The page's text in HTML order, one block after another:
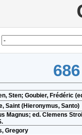
Sten; Goubier, Frédéric
Saint (Hieronymus, Santo)
Magnus; ed. Clemens
Gregory